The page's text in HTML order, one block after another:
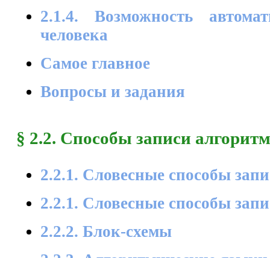
2.1.4. Возможность
человека
Самое главное
Вопросы и задания
§ 2.2. Способы записи
2.2.1. Словесные способы
2.2.1. Словесные способы
2.2.2. Блок-схемы